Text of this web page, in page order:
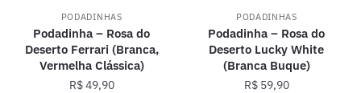
PODADINHAS
Podadinha – Rosa do
Deserto Ferrari (Branca,
Vermelha Clássica)
R$49,90
PODADINHAS
Podadinha – Rosa do
Deserto Lucky White
(Branca Buque)
R$59,90